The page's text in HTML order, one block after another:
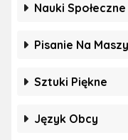
Nauki Społeczne
Pisanie Na
Sztuki Piękne
Język Obcy